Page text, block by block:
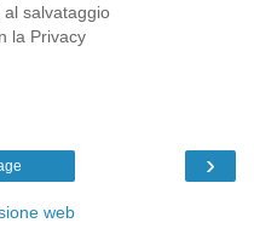
salvataggio
la Privacy
›
web